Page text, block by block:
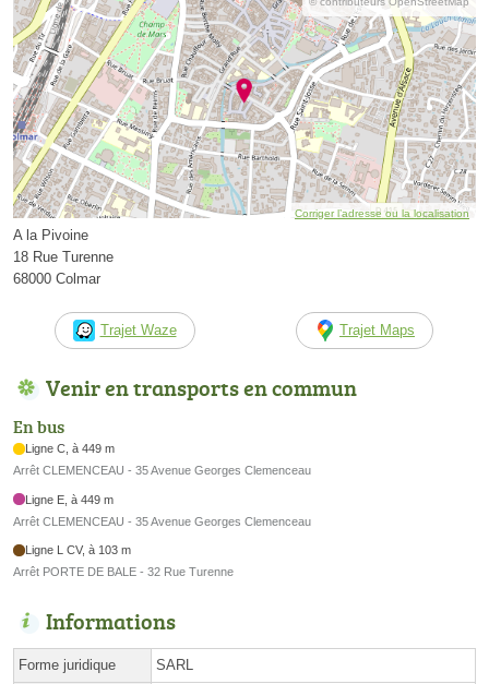
Corriger l’adresse ou la localisation
A la Pivoine
18 Rue Turenne
68000 Colmar
Trajet Waze Trajet Maps
Venir en transports en commun
En bus
Ligne C, à 449 m
Arrêt CLEMENCEAU - 35 Avenue Georges Clemenceau
Ligne E, à 449 m
Arrêt CLEMENCEAU - 35 Avenue Georges Clemenceau
Ligne L CV, à 103 m
Arrêt PORTE DE BALE - 32 Rue Turenne
Informations
Forme juridique SARL